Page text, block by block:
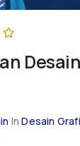
InDesain